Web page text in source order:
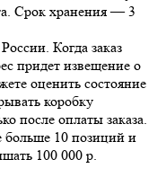
Срок хранения — 3
Когда заказ
придет извещение о
оценить состояние
коробку
после оплаты заказа.
больше 10 позиций и
100 000 р.